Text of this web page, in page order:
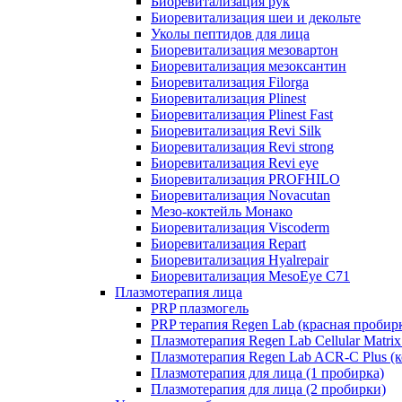
Биоревитализация шеи и декольте
Уколы пептидов для лица
Биоревитализация мезовартон
Биоревитализация мезоксантин
Биоревитализация Filorga
Биоревитализация Plinest
Биоревитализация Plinest Fast
Биоревитализация Revi Silk
Биоревитализация Revi strong
Биоревитализация Revi eye
Биоревитализация PROFHILO
Биоревитализация Novacutan
Мезо-коктейль Монако
Биоревитализация Viscoderm
Биоревитализация Repart
Биоревитализация Hyalrepair
Биоревитализация MesoEye C71
Плазмотерапия лица
PRP плазмогель
PRP терапия Regen Lab (красная
Плазмотерапия Regen Lab Cellular
Плазмотерапия Regen Lab ACR-C Plus
Плазмотерапия для лица (1 пробирка)
Плазмотерапия для лица (2 пробирки)